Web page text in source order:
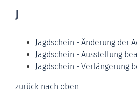
J
Jagdschein - Änderung der
Jagdschein - Ausstellung
Jagdschein - Verlängerung
zurück nach oben